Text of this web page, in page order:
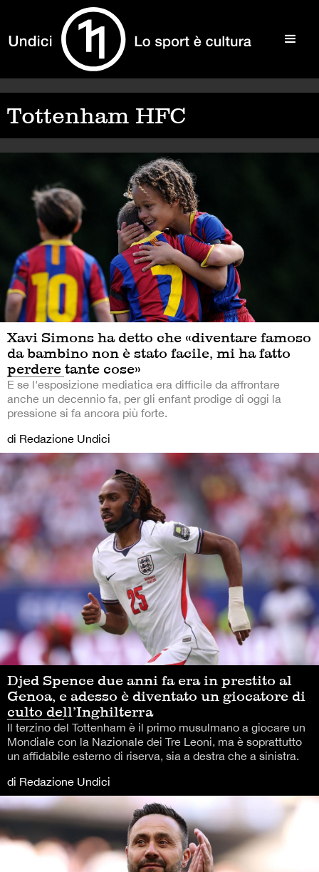
Tottenham HFC
Xavi Simons ha detto che «diventare famoso
da bambino non è stato facile, mi ha fatto
perdere tante cose»
E se l'esposizione mediatica era difficile da affrontare
anche un decennio fa, per gli enfant prodige di oggi la
pressione si fa ancora più forte.
di Redazione Undici
Djed Spence due anni fa era in prestito al
Genoa, e adesso è diventato un giocatore di
culto dell’Inghilterra
Il terzino del Tottenham è il primo musulmano a giocare un
Mondiale con la Nazionale dei Tre Leoni, ma è soprattutto
un affidabile esterno di riserva, sia a destra che a sinistra.
di Redazione Undici